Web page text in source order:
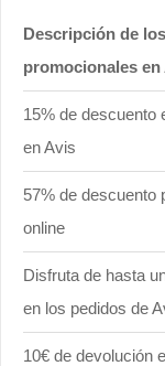
Descripción de
promocionales en
15% de descuento
en Avis
57% de descuento
online
Disfruta de hasta
en los pedidos de
10€ de devolución